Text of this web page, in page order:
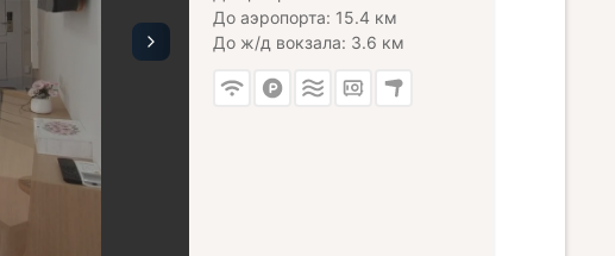
До аэропорта: 15.4 км
До ж/д вокзала: 3.6 км